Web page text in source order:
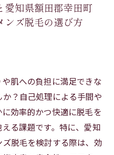
愛知県額田郡幸田町
ンズ脱毛の選び方
肌への負担に満足できな
？自己処理による手間や
効率的かつ快適に脱毛を
る課題です。特に、愛知
脱毛を検討する際は、効